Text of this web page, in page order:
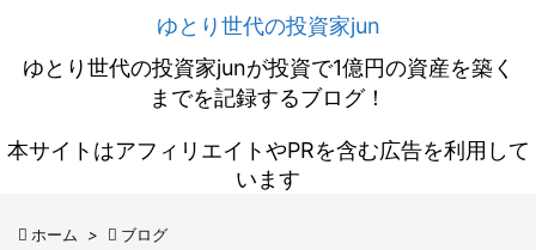
ゆとり世代の投資家jun
ゆとり世代の投資家junが投資で1億円の資産を築く
までを記録するブログ！
本サイトはアフィリエイトやPRを含む広告を利用して
います
 ホーム >  ブログ